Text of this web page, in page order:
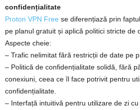
confidențialitate
Proton VPN Free se diferențiază prin
pe planul gratuit și aplică politici stricte de
Aspecte cheie:
– Trafic nelimitat fără restricții de date pe
– Politică de confidențialitate solidă, fără
conexiuni, ceea ce îl face potrivit pentru
confidențialitate.
– Interfață intuitivă pentru utilizare de zi cu